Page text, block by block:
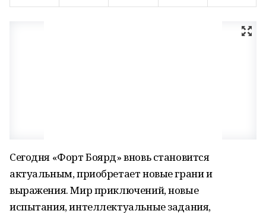
Сегодня «Форт Боярд» вновь становится
актуальным, приобретает новые грани и
выражения. Мир приключений, новые
испытания, интеллектуальные задания,